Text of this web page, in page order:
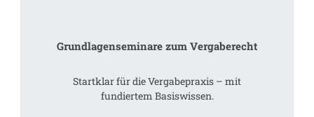
Grundlagenseminare zum Vergaberecht
Startklar für die Vergabepraxis – mit
fundiertem Basiswissen.